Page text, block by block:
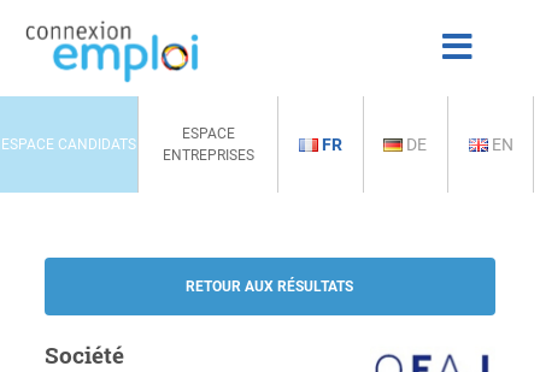
ESPACE CANDIDATS
ESPACE
ENTREPRISES
FR DE EN
RETOUR AUX RÉSULTATS
Société